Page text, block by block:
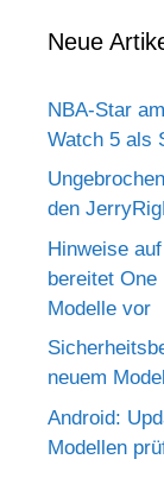
Neue
NBA-Star
Watch 5 als
den
Hinweise
bereitet
Modelle vor
neuem
Android:
Modellen